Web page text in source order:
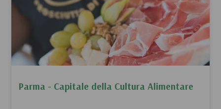
Parma - Capitale della Cultura Alimentare